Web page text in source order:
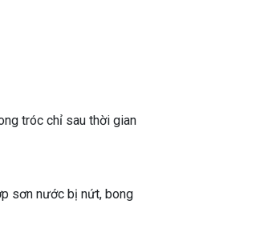
tróc chỉ sau thời gian
sơn nước bị nứt, bong